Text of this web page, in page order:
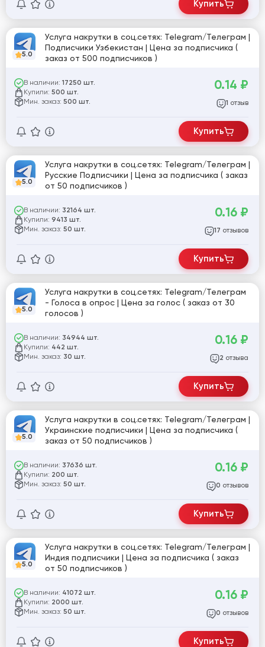
Купить
5.0
Услуга накрутки в соц.сетях: Telegram/Телеграм |
Подписчики Узбекистан | Цена за подписчика (
заказ от 500 подписчиков )
В наличии: 17250 шт.
Купили: 500 шт.
Мин. заказ: 500 шт.
0.14 ₽
1 отзыв
Купить
5.0
Услуга накрутки в соц.сетях: Telegram/Телеграм |
Русские Подписчики | Цена за подписчика ( заказ
от 50 подписчиков )
В наличии: 32164 шт.
Купили: 9413 шт.
Мин. заказ: 50 шт.
0.16 ₽
17 отзывов
Купить
5.0
Услуга накрутки в соц.сетях: Telegram/Телеграм
- Голоса в опрос | Цена за голос ( заказ от 30
голосов )
В наличии: 34944 шт.
Купили: 442 шт.
Мин. заказ: 30 шт.
0.16 ₽
2 отзыва
Купить
5.0
Услуга накрутки в соц.сетях: Telegram/Телеграм |
Украинские подписчики | Цена за подписчика (
заказ от 50 подписчиков )
В наличии: 37636 шт.
Купили: 200 шт.
Мин. заказ: 50 шт.
0.16 ₽
0 отзывов
Купить
5.0
Услуга накрутки в соц.сетях: Telegram/Телеграм |
Индия подписчики | Цена за подписчика ( заказ
от 50 подписчиков )
В наличии: 41072 шт.
Купили: 2000 шт.
Мин. заказ: 50 шт.
0.16 ₽
0 отзывов
Купить